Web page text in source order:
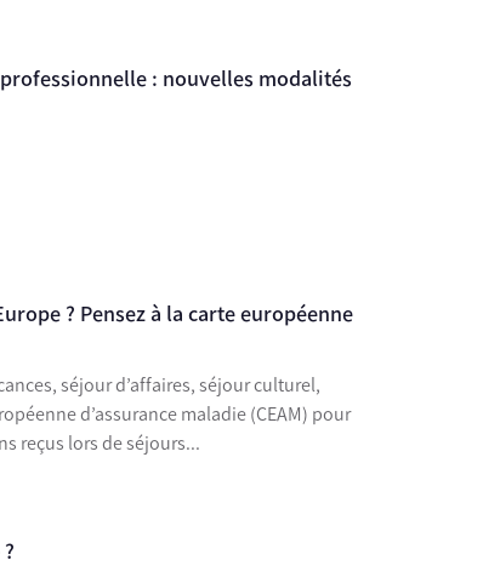
: nouvelles modalités
? Pensez à la carte européenne
séjour d’affaires, séjour culturel,
d’assurance maladie (CEAM) pour
reçus lors de séjours...